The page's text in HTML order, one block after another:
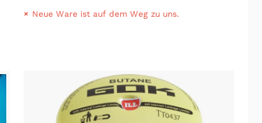
Neue Ware ist auf dem Weg zu uns.